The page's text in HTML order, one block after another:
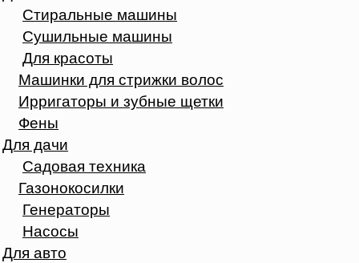
Стиральные машины
Сушильные машины
Для красоты
Машинки для стрижки волос
Ирригаторы и зубные щетки
Фены
Для дачи
Садовая техника
Газонокосилки
Генераторы
Насосы
Для авто